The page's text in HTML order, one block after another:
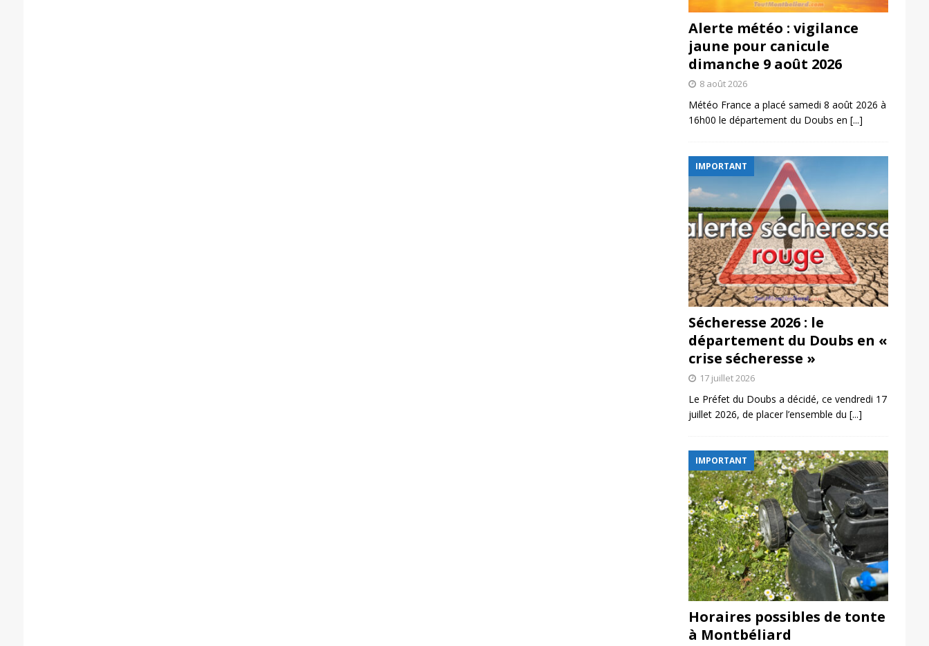
Alerte météo : vigilance
jaune pour canicule
dimanche 9 août 2026
8 août 2026
Météo France a placé samedi 8 août 2026 à
16h00 le département du Doubs en [...]
IMPORTANT
Sécheresse 2026 : le
département du Doubs en «
crise sécheresse »
17 juillet 2026
Le Préfet du Doubs a décidé, ce vendredi 17
juillet 2026, de placer l’ensemble du [...]
IMPORTANT
Horaires possibles de tonte
à Montbéliard